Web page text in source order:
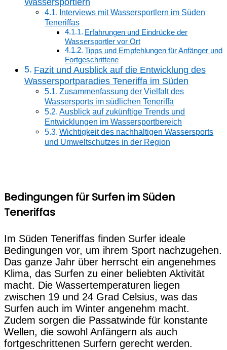
Wassersportlern
Interviews mit Wassersportlern im Süden
Teneriffas
Erfahrungen und Eindrücke der
Wassersportler vor Ort
Tipps und Empfehlungen für Anfänger und
Fortgeschrittene
Fazit und Ausblick auf die Entwicklung des
Wassersportparadies Teneriffa im Süden
Zusammenfassung der Vielfalt des
Wassersports im südlichen Teneriffa
Ausblick auf zukünftige Trends und
Entwicklungen im Wassersportbereich
Wichtigkeit des nachhaltigen Wassersports
und Umweltschutzes in der Region
Bedingungen für Surfen im Süden
Teneriffas
Im Süden Teneriffas finden Surfer ideale
Bedingungen vor, um ihrem Sport nachzugehen.
Das ganze Jahr über herrscht ein angenehmes
Klima, das Surfen zu einer beliebten Aktivität
macht. Die Wassertemperaturen liegen
zwischen 19 und 24 Grad Celsius, was das
Surfen auch im Winter angenehm macht.
Zudem sorgen die Passatwinde für konstante
Wellen, die sowohl Anfängern als auch
fortgeschrittenen Surfern gerecht werden.